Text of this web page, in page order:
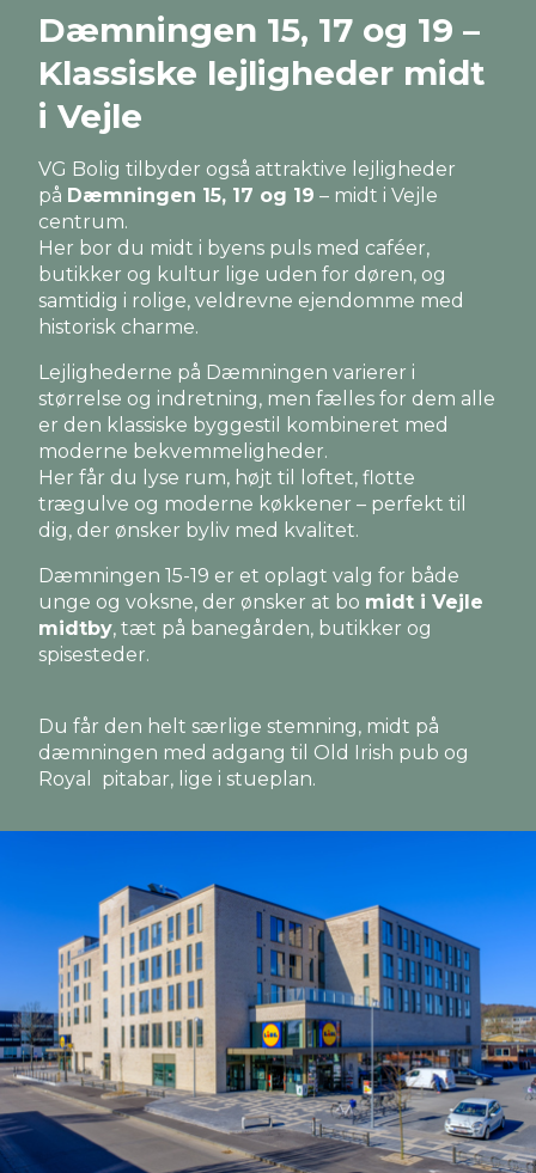
Dæmningen 15, 17 og 19 –
Klassiske lejligheder midt
i Vejle
VG Bolig tilbyder også attraktive lejligheder
på Dæmningen 15, 17 og 19 – midt i Vejle
centrum.
Her bor du midt i byens puls med caféer,
butikker og kultur lige uden for døren, og
samtidig i rolige, veldrevne ejendomme med
historisk charme.
Lejlighederne på Dæmningen varierer i
størrelse og indretning, men fælles for dem alle
er den klassiske byggestil kombineret med
moderne bekvemmeligheder.
Her får du lyse rum, højt til loftet, flotte
trægulve og moderne køkkener – perfekt til
dig, der ønsker byliv med kvalitet.
Dæmningen 15-19 er et oplagt valg for både
unge og voksne, der ønsker at bo midt i Vejle
midtby, tæt på banegården, butikker og
spisesteder.
Du får den helt særlige stemning, midt på
dæmningen med adgang til Old Irish pub og
Royal pitabar, lige i stueplan.